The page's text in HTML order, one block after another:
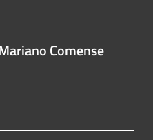
Comense